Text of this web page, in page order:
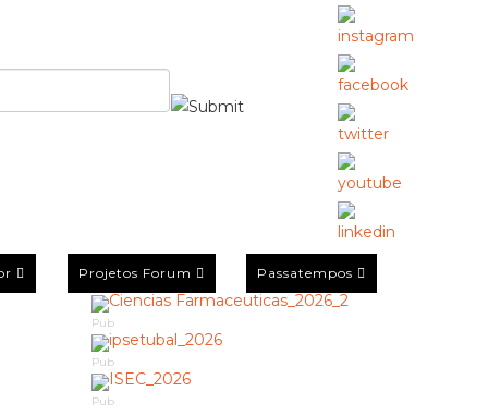
Projetos Forum Passatempos
Pub
Pub
Pub